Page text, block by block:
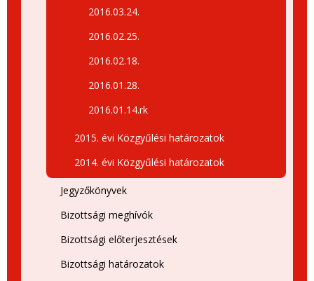
2016.03.24.
2016.02.25.
2016.02.18.
2016.01.28.
2016.01.14.rk
2015. évi Közgyűlési határozatok
2014. évi Közgyűlési határozatok
Jegyzőkönyvek
Bizottsági meghívók
Bizottsági előterjesztések
Bizottsági határozatok